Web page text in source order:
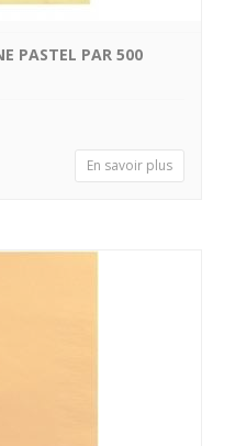
PASTEL PAR 500
En savoir plus